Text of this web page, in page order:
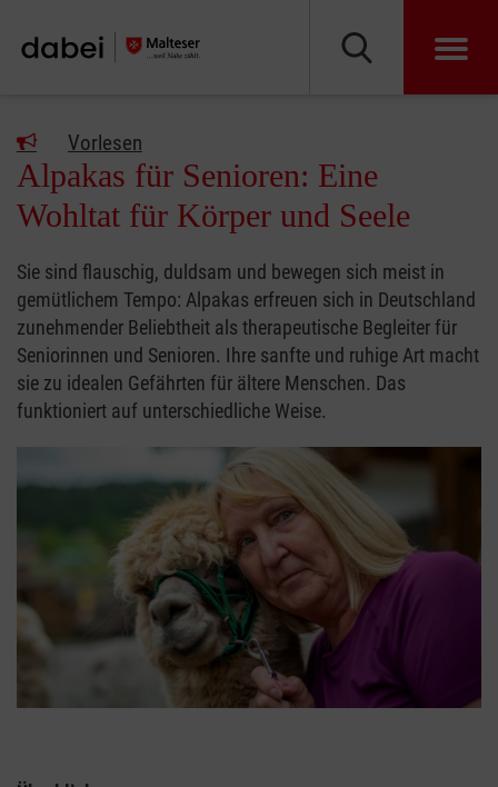
Vorlesen
Alpakas für Senioren: Eine
Wohltat für Körper und Seele
Sie sind flauschig, duldsam und bewegen sich meist in
gemütlichem Tempo: Alpakas erfreuen sich in Deutschland
zunehmender Beliebtheit als therapeutische Begleiter für
Seniorinnen und Senioren. Ihre sanfte und ruhige Art macht
sie zu idealen Gefährten für ältere Menschen. Das
funktioniert auf unterschiedliche Weise.